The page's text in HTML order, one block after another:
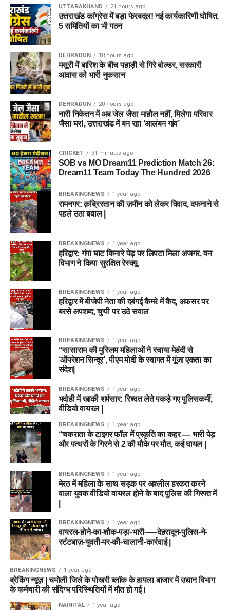
UTTARAKHAND 21 hours ago
उत्तराखंड कांग्रेस में बड़ा फेरबदल! नई कार्यकारिणी घोषित,
5 समितियों का भी गठन
DEHRADUN 18 hours ago
मसूरी में बारिश के बीच पहाड़ी से गिरे बोल्डर, सरकारी
आवास को भारी नुकसान
DEHRADUN 20 hours ago
नारी निकेतन में अब जेल जैसा माहौल नहीं, मिलेगा परिवार
जैसा घर!, उत्तराखंड में बन रहा ‘आलंबन गांव’
CRICKET 31 minutes ago
SOB vs MO Dream11 Prediction Match 26:
Dream11 Team Today The Hundred 2026
BREAKINGNEWS 1 year ago
रामनगर: क़ब्रिस्तान की ज़मीन को लेकर विवाद, दफनाने से
पहले उठा बवाल |
BREAKINGNEWS 1 year ago
हरिद्वार: गंगा घाट किनारे पेड़ पर लिपटा मिला अजगर, वन
विभाग ने किया सुरक्षित रेस्क्यू
BREAKINGNEWS 1 year ago
हरिद्वार में बीजेपी नेता की दबंगई कैमरे में कैद, अफसर पर
बरसे अपशब्द, चुप्पी पर उठे सवाल
BREAKINGNEWS 1 year ago
“सासाराम की मुस्लिम महिलाओं ने रचाया मेहंदी से
‘ऑपरेशन सिन्दूर’, पीएम मोदी के स्वागत में गूंजा एकता का
संदेश|
BREAKINGNEWS 1 year ago
भदोही में खाकी शर्मसार: रिश्वत लेते पकड़े गए पुलिसकर्मी,
वीडियो वायरल |
BREAKINGNEWS 1 year ago
“चकराता के टाइगर फॉल में प्रकृति का कहर — भारी पेड़
और पत्थरों के गिरने से 2 की मौके पर मौत, कई घायल |
BREAKINGNEWS 1 year ago
मेरठ में महिला के साथ सड़क पर अश्लील हरकत करने
वाला युवक वीडियो वायरल होने के बाद पुलिस की गिरफ्त में
BREAKINGNEWS 1 year ago
वायरल-होने-का-शौक-पड़ा-भारी-—-देहरादून-पुलिस-ने-
स्टंटबाज़-युवती-पर-की-चालानी-कार्रवाई |
BREAKINGNEWS 1 year ago
ब्रेकिंग न्यूज़ | चमोली जिले के पोखरी ब्लॉक के हापला बाजार में उद्यान विभाग
के कर्मचारी की संदिग्ध परिस्थितियों में मौत हो गई।
NAINITAL 1 year ago